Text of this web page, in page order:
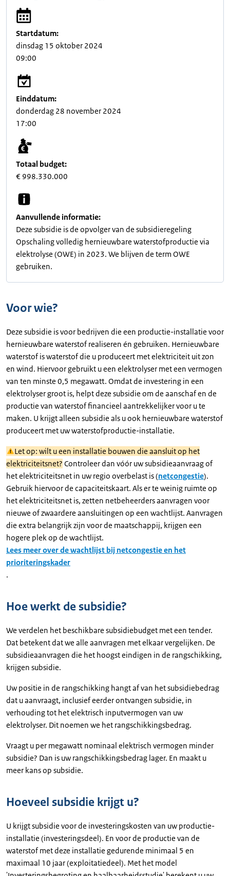
Startdatum:
dinsdag 15 oktober 2024
09:00
Einddatum:
donderdag 28 november 2024
17:00
Totaal budget:
€ 998.330.000
Aanvullende informatie:
Deze subsidie is de opvolger van de subsidieregeling
Opschaling volledig hernieuwbare waterstofproductie via
elektrolyse (OWE) in 2023. We blijven de term OWE
gebruiken.
Voor wie?
Deze subsidie is voor bedrijven die een productie-installatie voor
hernieuwbare waterstof realiseren én gebruiken. Hernieuwbare
waterstof is waterstof die u produceert met elektriciteit uit zon
en wind. Hiervoor gebruikt u een elektrolyser met een vermogen
van ten minste 0,5 megawatt. Omdat de investering in een
elektrolyser groot is, helpt deze subsidie om de aanschaf en de
productie van waterstof financieel aantrekkelijker voor u te
maken. U krijgt alleen subsidie als u ook hernieuwbare waterstof
produceert met uw waterstofproductie-installatie.
Let op: wilt u een installatie bouwen die aansluit op het
elektriciteitsnet? Controleer dan vóór uw subsidieaanvraag of
het elektriciteitsnet in uw regio overbelast is (netcongestie).
Gebruik hiervoor de capaciteitskaart. Als er te weinig ruimte op
het elektriciteitsnet is, zetten netbeheerders aanvragen voor
nieuwe of zwaardere aansluitingen op een wachtlijst. Aanvragen
die extra belangrijk zijn voor de maatschappij, krijgen een
hogere plek op de wachtlijst.
Lees meer over de wachtlijst bij netcongestie en het
prioriteringskader
.
Hoe werkt de subsidie?
We verdelen het beschikbare subsidiebudget met een tender.
Dat betekent dat we alle aanvragen met elkaar vergelijken. De
subsidieaanvragen die het hoogst eindigen in de rangschikking,
krijgen subsidie.
Uw positie in de rangschikking hangt af van het subsidiebedrag
dat u aanvraagt, inclusief eerder ontvangen subsidie, in
verhouding tot het elektrisch inputvermogen van uw
elektrolyser. Dit noemen we het rangschikkingsbedrag.
Vraagt u per megawatt nominaal elektrisch vermogen minder
subsidie? Dan is uw rangschikkingsbedrag lager. En maakt u
meer kans op subsidie.
Hoeveel subsidie krijgt u?
U krijgt subsidie voor de investeringskosten van uw productie-
installatie (investeringsdeel). En voor de productie van de
waterstof met deze installatie gedurende minimaal 5 en
maximaal 10 jaar (exploitatiedeel). Met het model